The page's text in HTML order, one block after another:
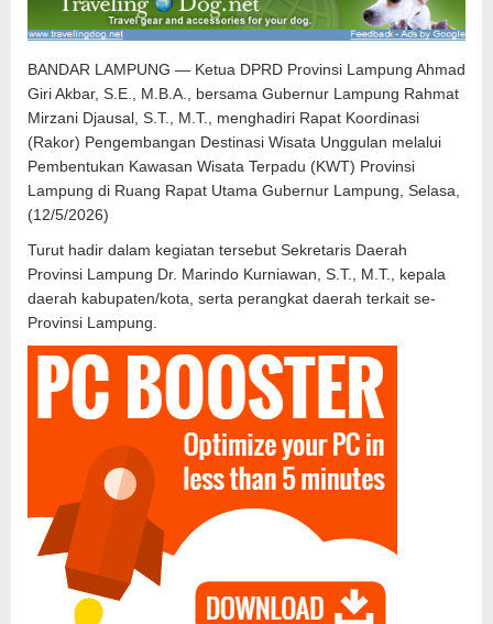
BANDAR LAMPUNG — Ketua DPRD Provinsi Lampung Ahmad
Giri Akbar, S.E., M.B.A., bersama Gubernur Lampung Rahmat
Mirzani Djausal, S.T., M.T., menghadiri Rapat Koordinasi
(Rakor) Pengembangan Destinasi Wisata Unggulan melalui
Pembentukan Kawasan Wisata Terpadu (KWT) Provinsi
Lampung di Ruang Rapat Utama Gubernur Lampung, Selasa,
(12/5/2026)
Turut hadir dalam kegiatan tersebut Sekretaris Daerah
Provinsi Lampung Dr. Marindo Kurniawan, S.T., M.T., kepala
daerah kabupaten/kota, serta perangkat daerah terkait se-
Provinsi Lampung.